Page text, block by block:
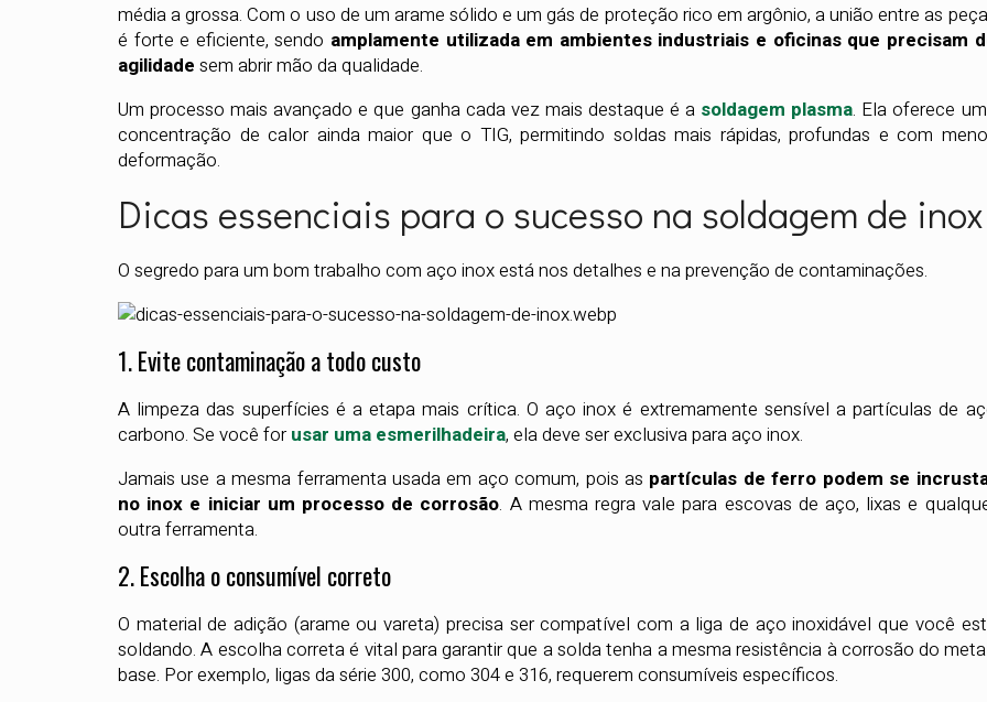
média a grossa. Com o uso de um arame sólido e um gás de proteção rico em argônio, a união entre as
é forte e eficiente, sendo amplamente utilizada em ambientes industriais e oficinas que precisam
agilidade sem abrir mão da qualidade.
Um processo mais avançado e que ganha cada vez mais destaque é a soldagem plasma. Ela oferece
concentração de calor ainda maior que o TIG, permitindo soldas mais rápidas, profundas e com
deformação.
Dicas essenciais para o sucesso na soldagem de inox
O segredo para um bom trabalho com aço inox está nos detalhes e na prevenção de contaminações.
1. Evite contaminação a todo custo
A limpeza das superfícies é a etapa mais crítica. O aço inox é extremamente sensível a partículas de
carbono. Se você for usar uma esmerilhadeira, ela deve ser exclusiva para aço inox.
Jamais use a mesma ferramenta usada em aço comum, pois as partículas de ferro podem se
no inox e iniciar um processo de corrosão. A mesma regra vale para escovas de aço, lixas e
outra ferramenta.
2. Escolha o consumível correto
O material de adição (arame ou vareta) precisa ser compatível com a liga de aço inoxidável que você
soldando. A escolha correta é vital para garantir que a solda tenha a mesma resistência à corrosão do
base. Por exemplo, ligas da série 300, como 304 e 316, requerem consumíveis específicos.